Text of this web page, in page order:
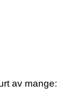
av mange: